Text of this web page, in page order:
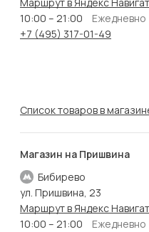
10:00 – 21:00
Ежедневно
+7 (495) 317-01-49
Список товаров в
Магазин на Пришвина
Бибирево
ул. Пришвина, 23
Маршрут в Яндекс
10:00 – 21:00
Ежедневно